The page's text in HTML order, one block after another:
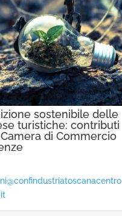
sostenibile delle
turistiche: contributi
di Commercio